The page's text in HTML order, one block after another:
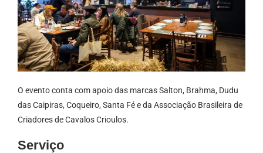
O evento conta com apoio das marcas Salton, Brahma, Dudu
das Caipiras, Coqueiro, Santa Fé e da Associação Brasileira de
Criadores de Cavalos Crioulos.
Serviço